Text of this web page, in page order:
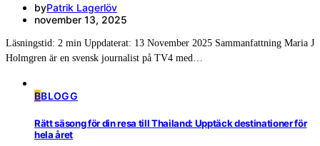
byPatrik Lagerlöv
november 13, 2025
Läsningstid: 2 min Uppdaterat: 13 November 2025 Sammanfattning Maria J
Holmgren är en svensk journalist på TV4 med…
BBLOGG
Rätt säsong för din resa till Thailand: Upptäck destinationer för
hela året